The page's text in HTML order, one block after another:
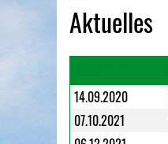
Aktuelles
14.09.2020
07.10.2021